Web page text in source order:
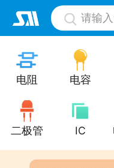
请输
电阻 电容
二极管 IC